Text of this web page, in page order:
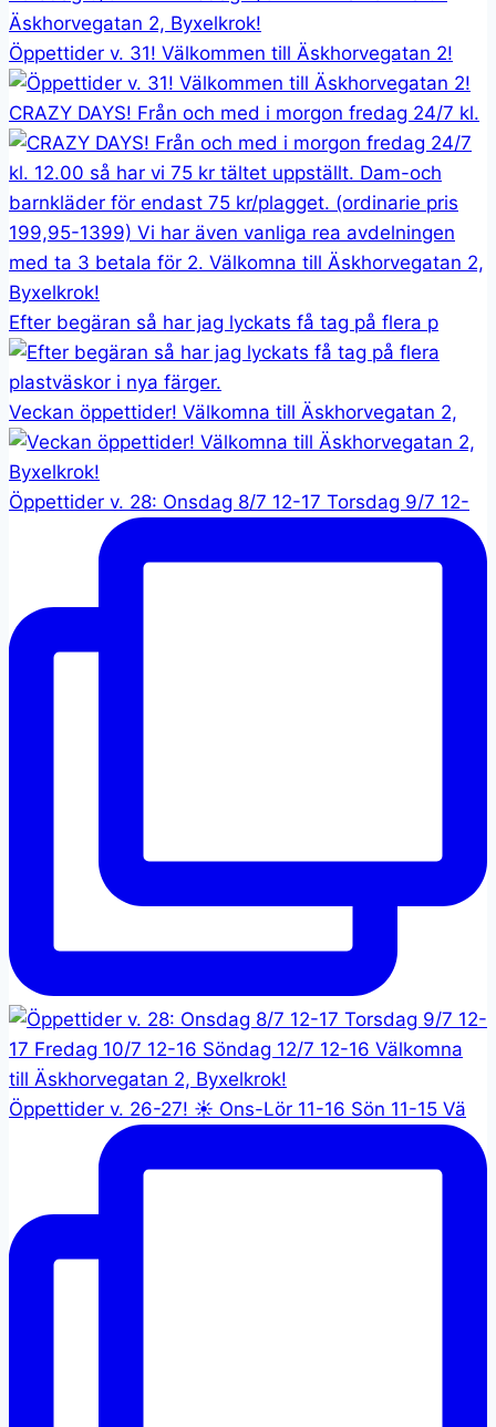
Öppettider v. 31! Välkommen till Äskhorvegatan 2!
CRAZY DAYS! Från och med i morgon fredag 24/7 kl.
Efter begäran så har jag lyckats få tag på flera p
Veckan öppettider! Välkomna till Äskhorvegatan 2,
Öppettider v. 28: Onsdag 8/7 12-17 Torsdag 9/7 12-
Öppettider v. 26-27! ☀️ Ons-Lör 11-16 Sön 11-15 Vä